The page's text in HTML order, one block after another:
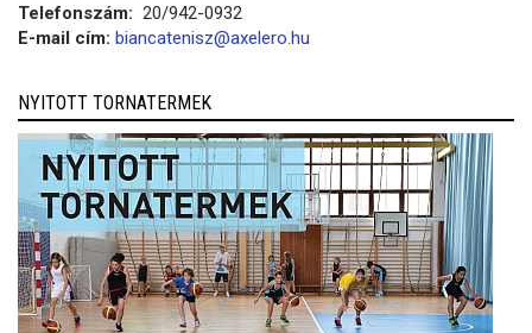
Telefonszám: 20/942-0932
E-mail cím: biancatenisz@axelero.hu
NYITOTT TORNATERMEK